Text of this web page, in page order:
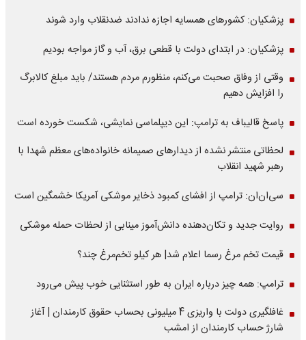
پزشکیان: کشورهای همسایه اجازه ندادند ضدنقلاب وارد شوند
پزشکیان: در ابتدای دولت با قطعی برق، آب و گاز مواجه بودیم
وقتی از وفاق صحبت می‌کنم، منظورم مردم هستند/ باید مبلغ کالابرگ
را افزایش دهیم
پاسخ قالیباف به ترامپ: این دیپلماسی نمایشی، شکست خورده است
لحظاتی منتشر نشده از دیدارهای صمیمانه خانواده‌های معظم شهدا با
رهبر شهید انقلاب
سی‌ان‌ان: ترامپ از افشای کمبود ذخایر موشکی آمریکا خشمگین است
روایت جدید و تکان‌دهنده دانش‌آموز مینابی از لحظات حمله موشکی
قیمت تخم مرغ رسما اعلام شد| هر کیلو تخم‌مرغ چند؟
ترامپ: همه چیز درباره ایران به طور استثنایی خوب پیش می‌رود
غافلگیری دولت با واریزی 4 میلیونی بحساب حقوق کارمندان | آغاز
شارژ حساب کارمندان از امشب